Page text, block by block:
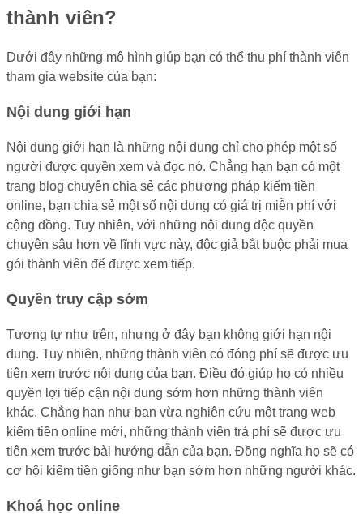
thành viên?
Dưới đây những mô hình giúp bạn có thể thu phí thành viên
tham gia website của bạn:
Nội dung giới hạn
Nội dung giới hạn là những nội dung chỉ cho phép một số
người được quyền xem và đọc nó. Chẳng hạn bạn có một
trang blog chuyên chia sẻ các phương pháp kiếm tiền
online, bạn chia sẻ một số nội dung có giá trị miễn phí với
cộng đồng. Tuy nhiên, với những nội dung độc quyền
chuyên sâu hơn về lĩnh vực này, độc giả bắt buộc phải mua
gói thành viên để được xem tiếp.
Quyền truy cập sớm
Tương tự như trên, nhưng ở đây bạn không giới hạn nội
dung. Tuy nhiên, những thành viên có đóng phí sẽ được ưu
tiên xem trước nội dung của bạn. Điều đó giúp họ có nhiều
quyền lợi tiếp cận nội dung sớm hơn những thành viên
khác. Chẳng hạn như bạn vừa nghiên cứu một trang web
kiếm tiền online mới, những thành viên trả phí sẽ được ưu
tiên xem trước bài hướng dẫn của bạn. Đồng nghĩa họ sẽ có
cơ hội kiếm tiền giống như bạn sớm hơn những người khác.
Khoá học online